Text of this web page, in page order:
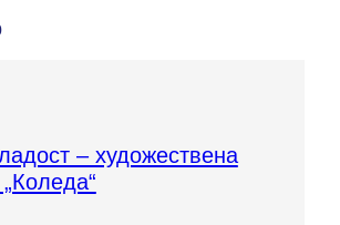
– художествена